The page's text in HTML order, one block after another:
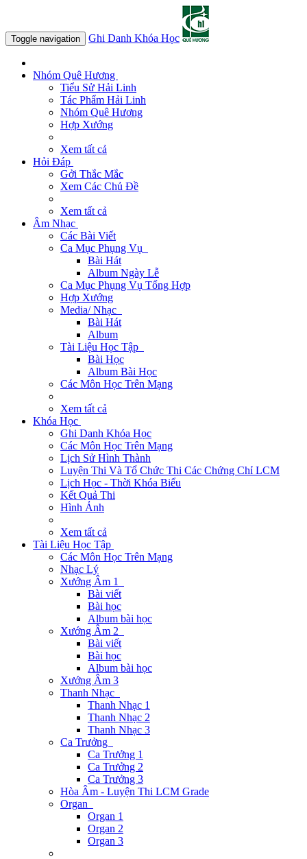
Toggle navigation Ghi Danh Khóa Học
Nhóm Quê Hương
Tiểu Sử Hải Linh
Tác Phẩm Hải Linh
Nhóm Quê Hương
Hợp Xướng
Xem tất cả
Hỏi Đáp
Gởi Thắc Mắc
Xem Các Chủ Đề
Xem tất cả
Âm Nhạc
Các Bài Viết
Ca Mục Phụng Vụ
Bài Hát
Album Ngày Lễ
Ca Mục Phụng Vụ Tổng Hợp
Hợp Xướng
Media/ Nhạc
Bài Hát
Album
Tài Liệu Học Tập
Bài Học
Album Bài Học
Các Môn Học Trên Mạng
Xem tất cả
Khóa Học
Ghi Danh Khóa Học
Các Môn Học Trên Mạng
Lịch Sử Hình Thành
Luyện Thi Và Tổ Chức Thi Các Chứng Chỉ LCM
Lịch Học - Thời Khóa Biểu
Kết Quả Thi
Hình Ảnh
Xem tất cả
Tài Liệu Học Tập
Các Môn Học Trên Mạng
Nhạc Lý
Xướng Âm 1
Bài viết
Bài học
Album bài học
Xướng Âm 2
Bài viết
Bài học
Album bài học
Xướng Âm 3
Thanh Nhạc
Thanh Nhạc 1
Thanh Nhạc 2
Thanh Nhạc 3
Ca Trưởng
Ca Trưởng 1
Ca Trưởng 2
Ca Trưởng 3
Hòa Âm - Luyện Thi LCM Grade
Organ
Organ 1
Organ 2
Organ 3